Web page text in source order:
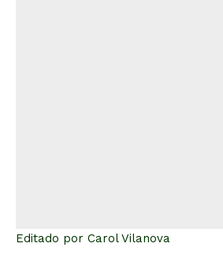
Editado por Carol Vilanova